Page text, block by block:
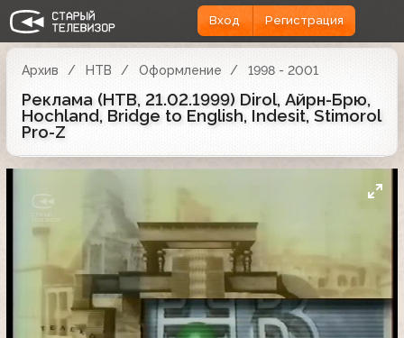
Вход Регистрация
Архив НТВ Оформление 1998 - 2001
Реклама (НТВ, 21.02.1999) Dirol, Айрн-Брю,
Hochland, Bridge to English, Indesit, Stimorol
Pro-Z